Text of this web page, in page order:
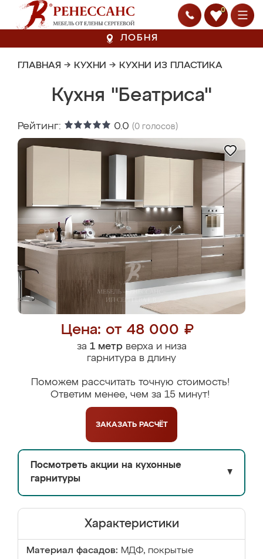
0
ЛОБНЯ
ГЛАВНАЯ → КУХНИ → КУХНИ ИЗ ПЛАСТИКА
Кухня "Беатриса"
Рейтинг: 0.0 (0 голосов)
Цена: от 48 000 ₽
за 1 метрверха и низа
гарнитура в длину
Поможем рассчитать точную стоимость!
Ответим менее, чем за 15 минут!
ЗАКАЗАТЬ РАСЧЁТ
Посмотреть акции на кухонные
гарнитуры
▼
Характеристики
Материал фасадов: МДФ, покрытые